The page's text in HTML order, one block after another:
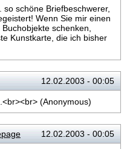
schöne Briefbeschwerer,
Wenn Sie mir einen
schenken,
Kunstkarte, die ich bisher
12.02.2003 - 00:05
(Anonymous)
12.02.2003 - 00:05